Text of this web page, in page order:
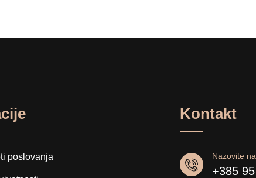
poslovanja
Kontakt
Nazovite
+385